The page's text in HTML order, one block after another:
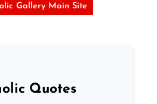
Gallery Main Site
Quotes